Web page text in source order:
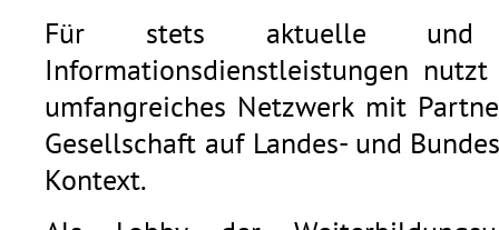
Für stets aktuelle und
Informationsdienstleistungen
umfangreiches Netzwerk mit
Gesellschaft auf Landes- und
Kontext.